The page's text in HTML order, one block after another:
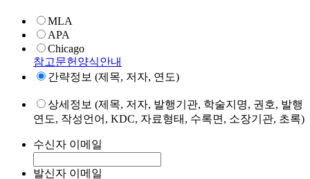
MLA
APA
Chicago
참고문헌양식안내
간략정보 (제목, 저자, 연도)
상세정보 (제목, 저자, 발행기관, 학술지명, 권호, 발행
연도, 작성언어, KDC, 자료형태, 수록면, 소장기관, 초록)
수신자 이메일
발신자 이메일